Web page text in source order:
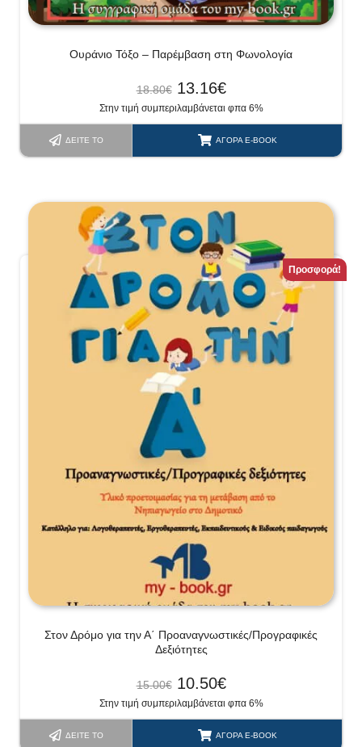
Ουράνιο Τόξο – Παρέμβαση στη Φωνολογία
18.80€ 13.16€
Στην τιμή συμπεριλαμβάνεται φπα 6%
ΔΕΊΤΕ ΤΟ ΑΓΟΡΆ E-BOOK
Προσφορά!
Στον Δρόμο για την Α΄ Προαναγνωστικές/Προγραφικές
Δεξιότητες
15.00€ 10.50€
Στην τιμή συμπεριλαμβάνεται φπα 6%
ΔΕΊΤΕ ΤΟ ΑΓΟΡΆ E-BOOK